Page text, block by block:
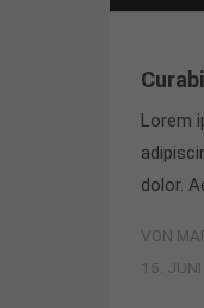
Lorem
dolor.
VON
15.